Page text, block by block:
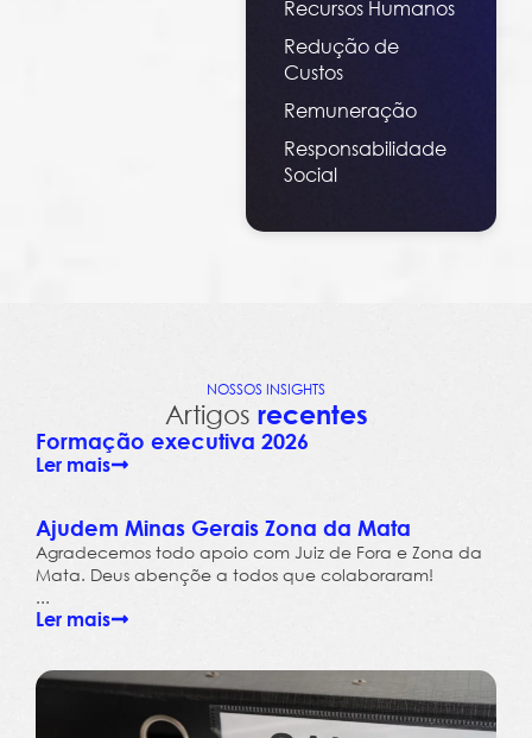
Recursos Humanos
Redução de
Custos
Remuneração
Responsabilidade
Social
NOSSOS INSIGHTS
Artigos recentes
Formação executiva 2026
Ler mais
Ajudem Minas Gerais Zona da Mata
Agradecemos todo apoio com Juiz de Fora e Zona da
Mata. Deus abençõe a todos que colaboraram!
...
Ler mais